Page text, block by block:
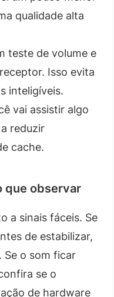
qualidade alta
teste de volume e
Isso evita
inteligíveis.
vai assistir algo
reduzir
cache.
que observar
a sinais fáceis. Se
de estabilizar,
Se o som ficar
se o
de hardware